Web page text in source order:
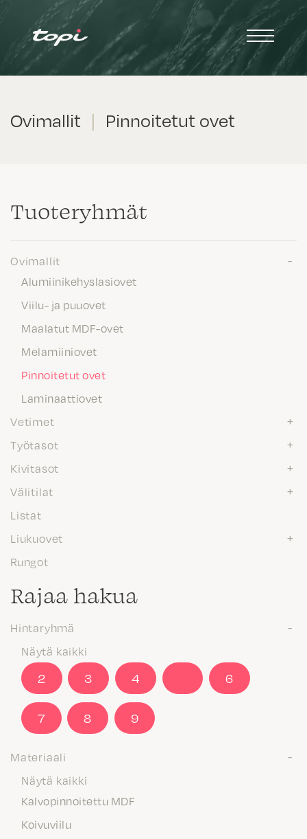
Ovimallit | Pinnoitetut ovet
Tuote­ryhmät
Ovimallit
Alumiinikehyslasiovet
Viilu- ja puuovet
Maalatut MDF-ovet
Melamiiniovet
Pinnoitetut ovet
Laminaattiovet
Vetimet
Työtasot
Kivitasot
Välitilat
Listat
Liukuovet
Rungot
Rajaa hakua
Hintaryhmä
Näytä kaikki
2 3 4 6
7 8 9
Materiaali
Näytä kaikki
Kalvopinnoitettu MDF
Koivuviilu